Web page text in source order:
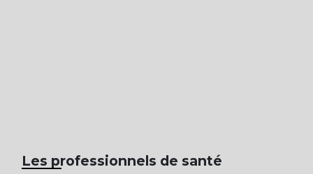
Les professionnels de santé